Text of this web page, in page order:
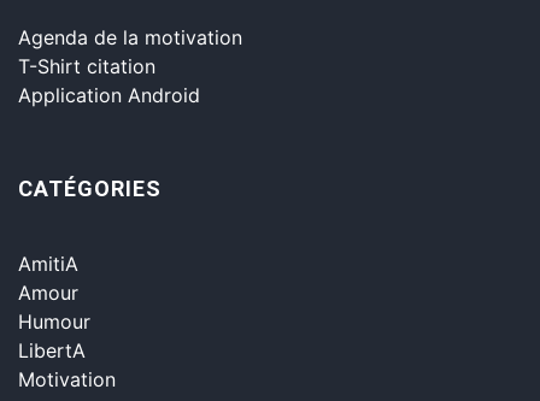
Agenda de la motivation
T-Shirt citation
Application Android
CATÉGORIES
AmitiA
Amour
Humour
LibertA
Motivation